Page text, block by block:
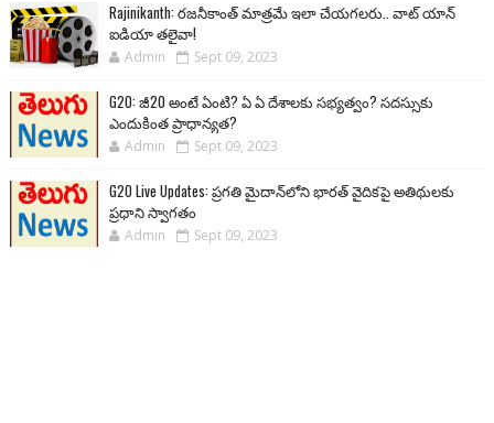
Rajinikanth: రజనీకాంత్ మాత్రమే ఇలా చేయగలరు.. వాట్ యాన్
ఐడియా తలైవా!
Admin Sept 09, 2023
G20: జీ20 అంటే ఏంటి? ఏ ఏ దేశాలకు సభ్యత్వం? సదస్సుకు
ఎందుకింత ప్రాధాన్యత?
Admin Sept 09, 2023
G20 Live Updates: ప్రగతి మైదాన్‌లోని భారత్ వైదికపై అతిథులకు
ప్రధాని స్వాగతం
Admin Sept 09, 2023